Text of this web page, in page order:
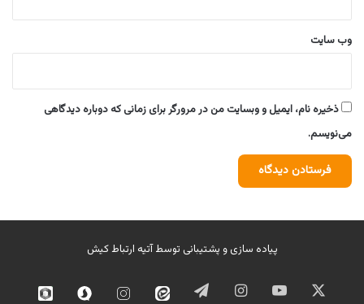
وب‌ سایت
ذخیره نام، ایمیل و وبسایت من در مرورگر برای زمانی که دوباره دیدگاهی
می‌نویسم.
پیاده سازی و پشتیبانی توسطآتیه ارتباط کیش
ایکس یوتیوب اینستاگرامتلگرام ایتا اینستاگرامسروش